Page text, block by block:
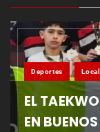
Deportes
EL
EN